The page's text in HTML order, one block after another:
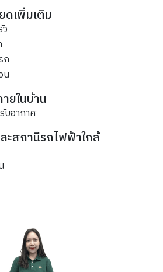
ดเพิ่มเติม
ถ
น
ยในบ้าน
บอากาศ
ะสถานีรถไฟฟ้าใกล้